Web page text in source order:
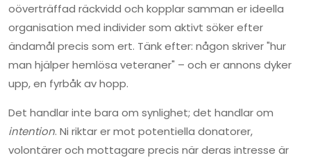
oöverträffad räckvidd och kopplar samman er ideella
organisation med individer som aktivt söker efter
ändamål precis som ert. Tänk efter: någon skriver "hur
man hjälper hemlösa veteraner" – och er annons dyker
upp, en fyrbåk av hopp.
Det handlar inte bara om synlighet; det handlar om
intention. Ni riktar er mot potentiella donatorer,
volontärer och mottagare precis när deras intresse är